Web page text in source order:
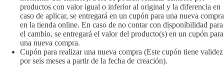
productos con valor igual o inferior al original y la diferencia en
caso de aplicar, se entregará en un cupón para una nueva compra
en la tienda online. En caso de no contar con disponibilidad para
el cambio, se entregará el valor del producto(s) en un cupón para
una nueva compra.
Cupón para realizar una nueva compra (Este cupón tiene validez
por seis meses a partir de la fecha de creación).